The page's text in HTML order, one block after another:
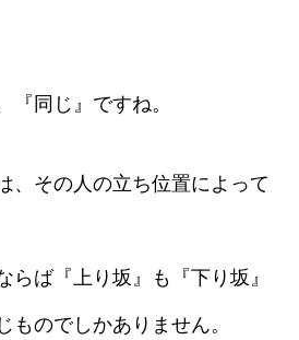
同じ』ですね。
、その人の立ち位置によって
らば『上り坂』も『下り坂』
ものでしかありません。